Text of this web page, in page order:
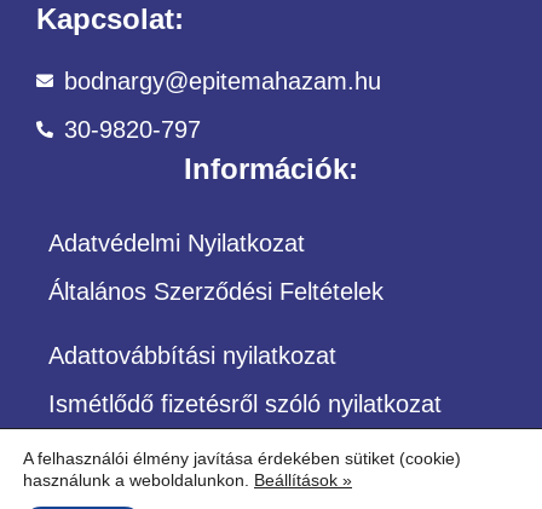
Kapcsolat:
bodnargy@epitemahazam.hu
30-9820-797
Információk:
Adatvédelmi Nyilatkozat
Általános Szerződési Feltételek
Adattovábbítási nyilatkozat
Ismétlődő fizetésről szóló nyilatkozat
©Copyright – Minden jog fenntartva
A felhasználói élmény javítása érdekében sütiket (cookie)
használunk a weboldalunkon. Beállítások »